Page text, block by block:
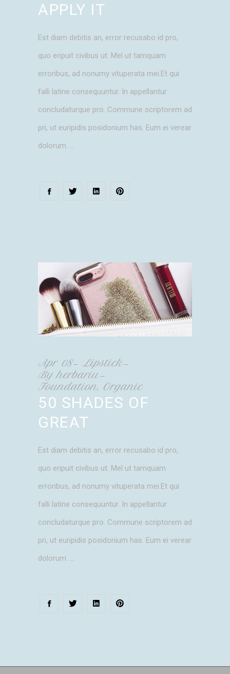
APPLY IT
Est diam debitis an, error recusabo id pro,
quo eripuit civibus ut. Mel ut tamquam
erroribus, ad nonumy vituperata mei.Et qui
falli latine consequuntur. In appellantur
concludaturque pro. Commune scriptorem ad
pri, ut euripidis posidonium has. Eum ei verear
dolorum.
Apr 08
Lipstick
Byherbariu
Foundation, Organic
50 SHADES OF
GREAT
Est diam debitis an, error recusabo id pro,
quo eripuit civibus ut. Mel ut tamquam
erroribus, ad nonumy vituperata mei.Et qui
falli latine consequuntur. In appellantur
concludaturque pro. Commune scriptorem ad
pri, ut euripidis posidonium has. Eum ei verear
dolorum.